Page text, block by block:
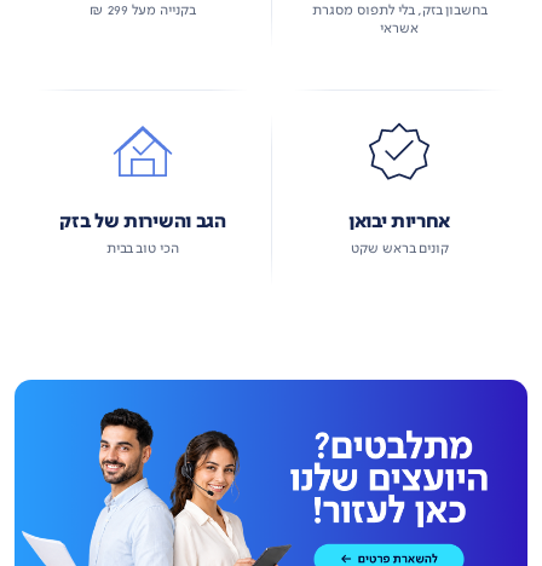
בחשבון בזק, בלי לתפוס מסגרת
אשראי
בקנייה מעל 299 ₪
אחריות יבואן
קונים בראש שקט
הגב והשירות של בזק
הכי טוב בבית